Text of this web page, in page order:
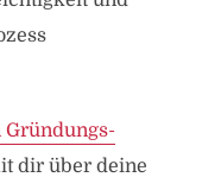
Gründungs-
dir über deine